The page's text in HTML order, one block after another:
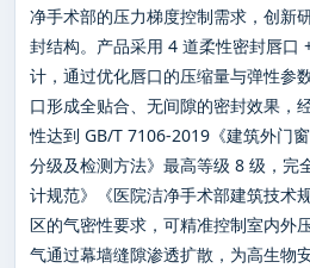
净手术部的压力梯度控制需求，创新
封结构。产品采用 4 道柔性密封唇口
计，通过优化唇口的压缩量与弹性参
口形成全贴合、无间隙的密封效果，
性达到 GB/T 7106-2019《建筑外门
分级及检测方法》最高等级 8 级，完
计规范》《医院洁净手术部建筑技术
区的气密性要求，可精准控制室内外
气通过幕墙缝隙渗透扩散，为高生物